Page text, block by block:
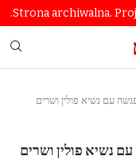
Strona archiwalna.
עם נשיא פולין ושרים
נשיא פולין ושרים